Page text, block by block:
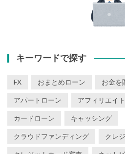
キーワードで探す
FX おまとめローン お金を
アパートローン アフィリエイト
カードローン キャッシング
クラウドファンディング クレ